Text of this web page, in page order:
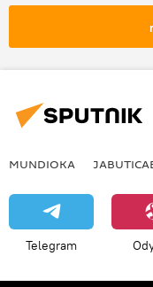
Ministério da Defesa
operação militar especial
MUNDIOKA
Telegram